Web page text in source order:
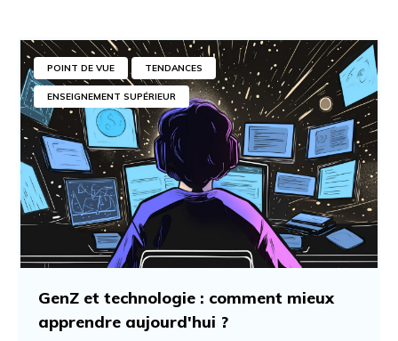
POINT DE VUE TENDANCES
ENSEIGNEMENT SUPÉRIEUR
GenZ et technologie : comment mieux
apprendre aujourd'hui ?